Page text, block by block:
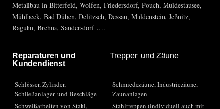
Metallbau in Bitterfeld, Wolfen, Friedersdorf, Pouch, Muldestausee,
Mühlbeck, Bad Düben, Delitzsch, Dessau, Muldenstein, Jeßnitz,
Raguhn, Brehna, Sandersdorf ….
Reparaturen und
Kundendienst
Schlösser, Zylinder,
Schließanlagen und Beschläge
Schweißarbeiten von Stahl,
Treppen und Zäune
Schmiedezäune, Industriezäune,
Zaunanlagen
Stahltreppen (individuell auch mit